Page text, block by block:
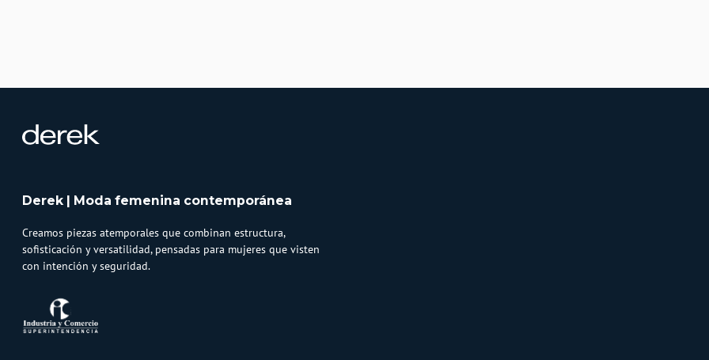
Derek | Moda femenina contemporánea
Creamos piezas atemporales que combinan estructura,
sofisticación y versatilidad, pensadas para mujeres que visten
con intención y seguridad.